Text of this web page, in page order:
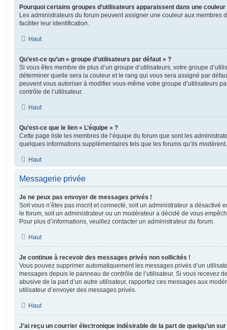
Pourquoi certains groupes d’utilisateurs apparaissent dans une
Les administrateurs du forum peuvent assigner une couleur aux membres
faciliter leur identification.
Haut
Qu’est-ce qu’un « groupe d’utilisateurs par défaut » ?
Si vous êtes membre de plus d’un groupe d’utilisateurs, votre groupe
déterminer quelle sera la couleur et le rang qui vous sera assigné par
peuvent vous autoriser à modifier vous-même votre groupe d’utilisateurs
contrôle de l’utilisateur.
Haut
Qu’est-ce que le lien « L’équipe » ?
Cette page liste les membres de l’équipe du forum que sont les
quelques informations supplémentaires tels que les forums qu’ils modèrent.
Haut
Messagerie privée
Je ne peux pas envoyer de messages privés !
Soit vous n’êtes pas inscrit et connecté, soit un administrateur a désactivé
le forum, soit un administrateur ou un modérateur a décidé de vous
Pour plus d’informations, veuillez contacter un administrateur du forum.
Haut
Je continue à recevoir des messages privés non sollicités !
Vous pouvez supprimer automatiquement les messages privés d’un
messages depuis le panneau de contrôle de l’utilisateur. Si vous recevez
abusive de la part d’un autre utilisateur, rapportez ces messages aux
utilisateur d’envoyer des messages privés.
Haut
J’ai reçu un courrier électronique indésirable de la part de quelqu’un